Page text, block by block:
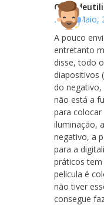
25 de Maio,
A pouco
entretanto
disse, todo
diapositivos
do
não está a
para
iluminação,
negativo, a
para a
práticos tem
pelicula é
não tiver
consegue